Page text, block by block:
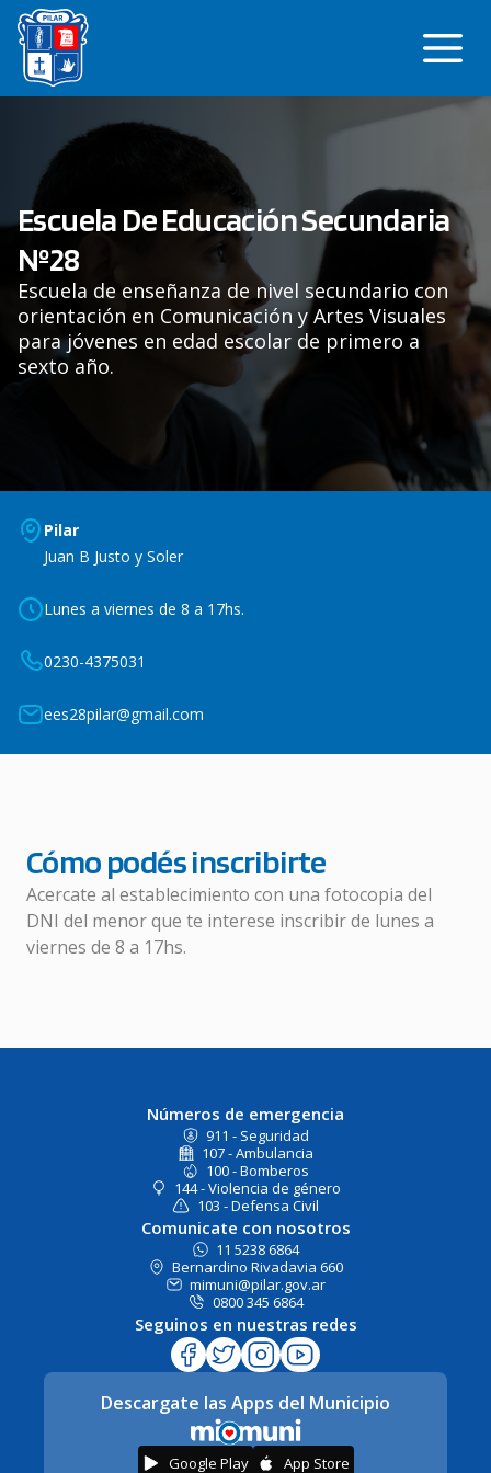
Saltar
contenido
Escuela De Educación Secundaria
Nº28
Escuela de enseñanza de nivel secundario con
orientación en Comunicación y Artes Visuales
para jóvenes en edad escolar de primero a
sexto año.
Pilar
Juan B Justo y Soler
Lunes a viernes de 8 a 17hs.
0230-4375031
ees28pilar@gmail.com
Cómo podés inscribirte
Acercate al establecimiento con una fotocopia del
DNI del menor que te interese inscribir de lunes a
viernes de 8 a 17hs.
Números de emergencia
911 - Seguridad
107 - Ambulancia
100 - Bomberos
144 - Violencia de género
103 - Defensa Civil
Comunicate con nosotros
11 5238 6864
Bernardino Rivadavia 660
mimuni@pilar.gov.ar
0800 345 6864
Seguinos en nuestras redes
Descargate las Apps del Municipio
Google Play App Store